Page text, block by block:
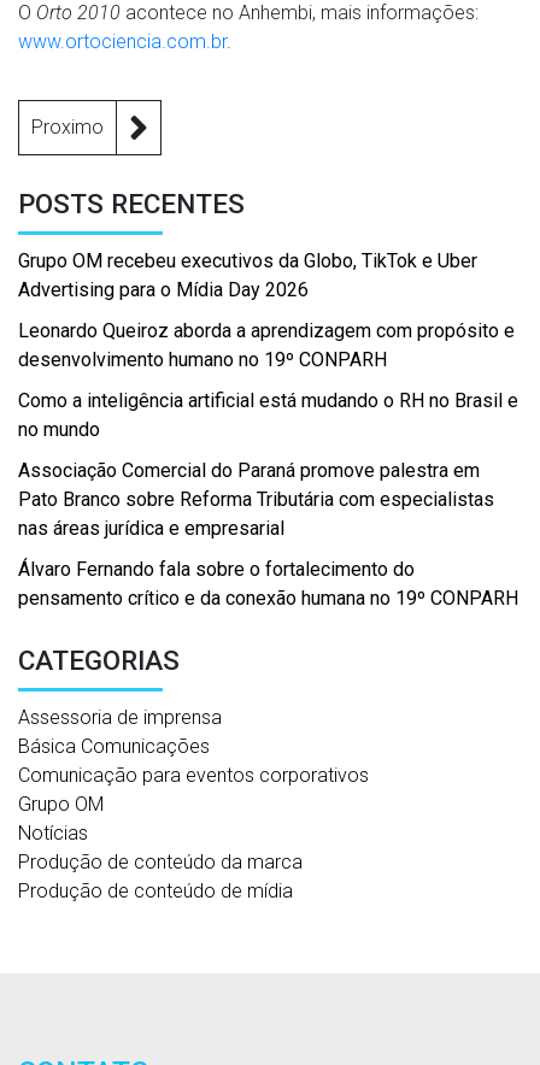
O Orto 2010 acontece no Anhembi, mais informações:
www.ortociencia.com.br.
Proximo
POSTS RECENTES
Grupo OM recebeu executivos da Globo, TikTok e Uber
Advertising para o Mídia Day 2026
Leonardo Queiroz aborda a aprendizagem com propósito e
desenvolvimento humano no 19º CONPARH
Como a inteligência artificial está mudando o RH no Brasil e
no mundo
Associação Comercial do Paraná promove palestra em
Pato Branco sobre Reforma Tributária com especialistas
nas áreas jurídica e empresarial
Álvaro Fernando fala sobre o fortalecimento do
pensamento crítico e da conexão humana no 19º CONPARH
CATEGORIAS
Assessoria de imprensa
Básica Comunicações
Comunicação para eventos corporativos
Grupo OM
Notícias
Produção de conteúdo da marca
Produção de conteúdo de mídia